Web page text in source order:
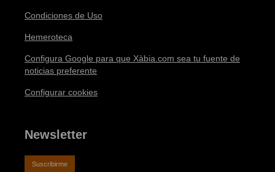
Condiciones de Uso
Hemeroteca
Configura Google para que Xàbia.com sea tu fuente de
noticias preferente
Configurar cookies
Newsletter
Suscribirme